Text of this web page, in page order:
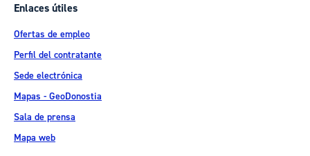
Enlaces útiles
Ofertas de empleo
Perfil del contratante
Sede electrónica
Mapas - GeoDonostia
Sala de prensa
Mapa web